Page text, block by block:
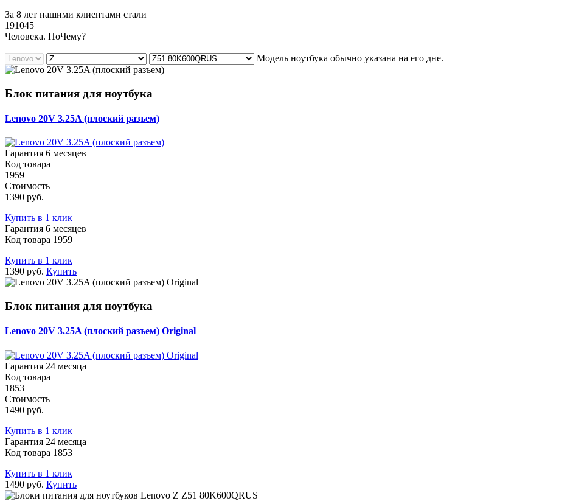
За 8 лет нашими клиентами стали
191045
Человека. ПоЧему?
Модель ноутбука обычно указана на его дне.
Блок питания для ноутбука
Lenovo 20V 3.25A (плоский разъем)
Гарантия 6 месяцев
Код товара
1959
Стоимость
1390 руб.
Купить в 1 клик
Гарантия 6 месяцев
Код товара 1959
Купить в 1 клик
1390 руб. Купить
Блок питания для ноутбука
Lenovo 20V 3.25A (плоский разъем) Original
Гарантия 24 месяца
Код товара
1853
Стоимость
1490 руб.
Купить в 1 клик
Гарантия 24 месяца
Код товара 1853
Купить в 1 клик
1490 руб. Купить